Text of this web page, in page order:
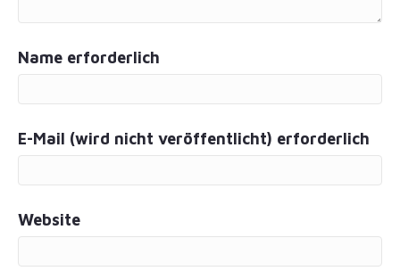
Name erforderlich
E-Mail (wird nicht veröffentlicht) erforderlich
Website